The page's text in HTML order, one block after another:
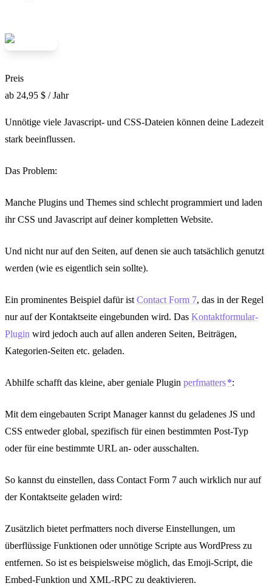
Preis
ab 24,95 $ / Jahr
Unnötige viele Javascript- und CSS-Dateien können deine Ladezeit
stark beeinflussen.
Das Problem:
Manche Plugins und Themes sind schlecht programmiert und laden
ihr CSS und Javascript auf deiner kompletten Website.
Und nicht nur auf den Seiten, auf denen sie auch tatsächlich genutzt
werden (wie es eigentlich sein sollte).
Ein prominentes Beispiel dafür ist Contact Form 7, das in der Regel
nur auf der Kontaktseite eingebunden wird. Das Kontaktformular-
Plugin wird jedoch auch auf allen anderen Seiten, Beiträgen,
Kategorien-Seiten etc. geladen.
Abhilfe schafft das kleine, aber geniale Plugin perfmatters :
Mit dem eingebauten Script Manager kannst du geladenes JS und
CSS entweder global, spezifisch für einen bestimmten Post-Typ
oder für eine bestimmte URL an- oder ausschalten.
So kannst du einstellen, dass Contact Form 7 auch wirklich nur auf
der Kontaktseite geladen wird:
Zusätzlich bietet perfmatters noch diverse Einstellungen, um
überflüssige Funktionen oder unnötige Scripte aus WordPress zu
entfernen. So ist es beispielsweise möglich, das Emoji-Script, die
Embed-Funktion und XML-RPC zu deaktivieren.